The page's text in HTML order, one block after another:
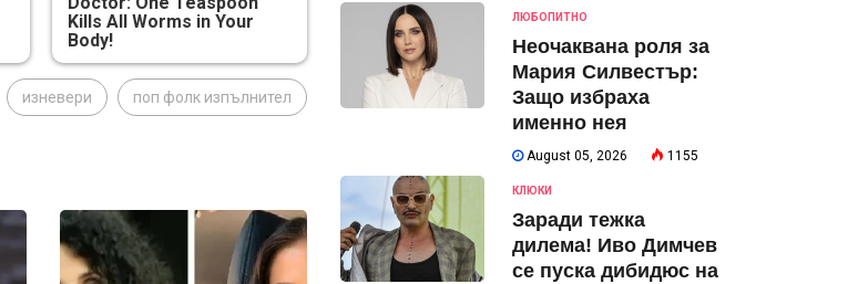
Kills All Worms in Your
Body!
изневери поп фолк изпълнител
ЛЮБОПИТНО
Неочаквана роля за
Мария Силвестър:
Защо избраха
именно нея
August 05, 2026 1155
КЛЮКИ
Заради тежка
дилема! Иво Димчев
се пуска дибидюс на